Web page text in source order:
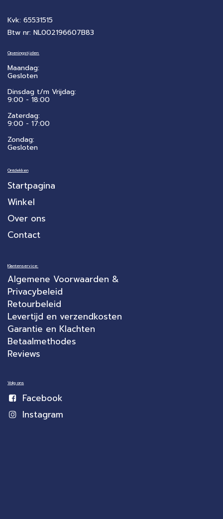
Kvk: 65531515
Btw nr: NL002196607B83
Openingstijden:
Maandag:
Gesloten
Dinsdag t/m Vrijdag:
9:00 - 18:00
Zaterdag:
​9:00 - 17:00
Zondag:
Gesloten
Ontdekken
Startpagina
Winkel
Over ons
Contact
Klantenservice:
Algemene Voorwaarden &
Privacybeleid
Retourbeleid
Levertijd en verzendkosten
Garantie en Klachten
Betaalmethodes
Reviews
Volg ons
Facebook
Instagram